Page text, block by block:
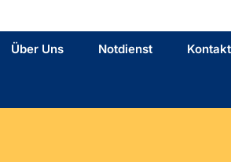
Über Uns Notdienst Kontakt